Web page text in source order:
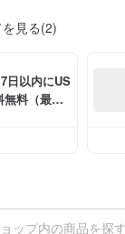
見る(2)
日以内にUS
料（最大U